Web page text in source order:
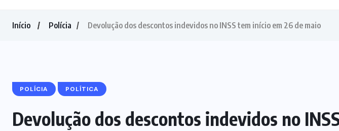
Início Polícia Devolução dos descontos indevidos no INSS tem início em 26 de maio
POLÍCIA POLÍTICA
Devolução dos descontos indevidos no